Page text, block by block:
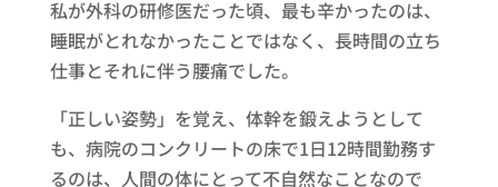
私が外科の研修医だった頃、最も辛かったのは、
睡眠がとれなかったことではなく、長時間の立ち
仕事とそれに伴う腰痛でした。
「正しい姿勢」を覚え、体幹を鍛えようとして
も、病院のコンクリートの床で1日12時間勤務す
るのは、人間の体にとって不自然なことなので